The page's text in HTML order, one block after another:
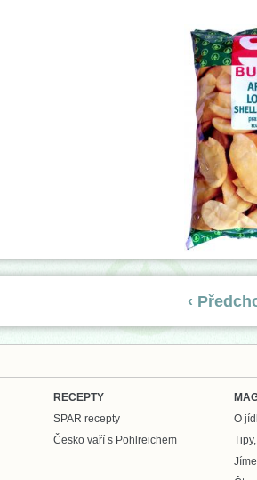
‹
RECEPTY
SPAR recepty
Česko vaří s Pohlreichem
O